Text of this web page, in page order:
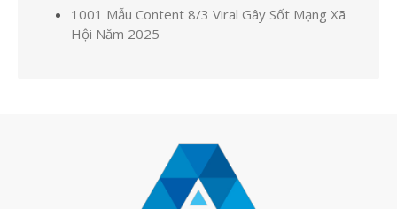
1001 Mẫu Content 8/3 Viral Gây Sốt Mạng Xã
Hội Năm 2025